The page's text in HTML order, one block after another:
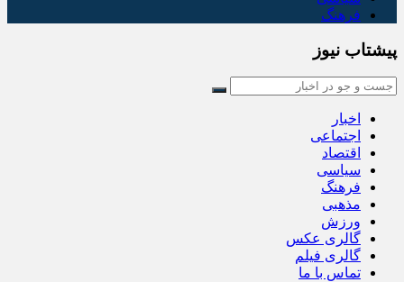
فرهنگ
پیشتاب نیوز
اخبار
اجتماعی
اقتصاد
سیاسی
فرهنگ
مذهبی
ورزش
گالری عکس
گالری فیلم
تماس با ما